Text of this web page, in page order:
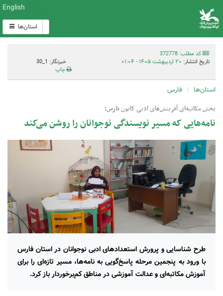
English
استان‌ها
کد مطلب: 372778
تاریخ انتشار: ۲۰ اردیبهشت ۱۴۰۵ - ۰۱:۰۴
خبرنگار: 1_30
چاپ
استان‌ها فارس
بخش مکاتبه‌ای آفرینش‌های ادبی کانون فارس؛
نامه‌هایی که مسیر نویسندگی نوجوانان را روشن می‌کند
طرح شناسایی و پرورش استعدادهای ادبی نوجوانان در استان فارس
با ورود به پنجمین مرحله پاسخ‌گویی به نامه‌ها، مسیر تازه‌ای را برای
آموزش مکاتبه‌ای و عدالت آموزشی در مناطق کم‌برخوردار باز کرد.